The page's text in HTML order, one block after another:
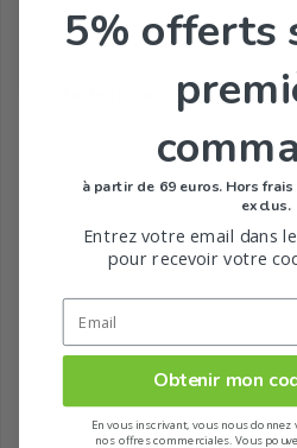
Tous les produits de la
Toute la gamme de Bébé de
5% offerts
à partir de 69 euros. Hors
exclus.
Entrez votre email dans
pour recevoir votre
Obtenir mon
En vous inscrivant, vous nous
nos offres commerciales. Vous